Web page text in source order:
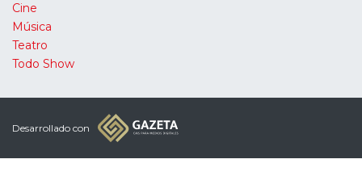
Cine
Música
Teatro
Todo Show
Desarrollado con